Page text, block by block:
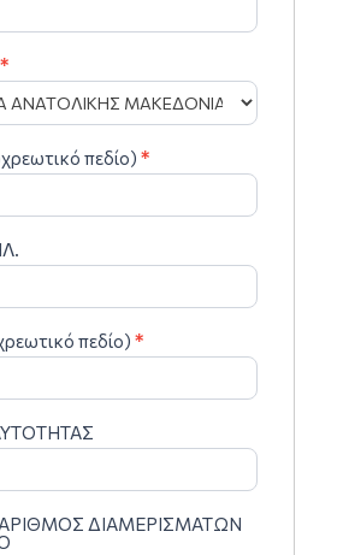
*
πεδίο) *
πεδίο) *
ΔΙΑΜΕΡΙΣΜΑΤΩΝ